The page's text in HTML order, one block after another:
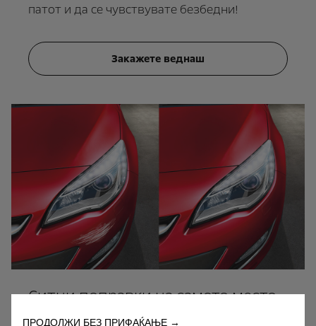
патот и да се чувствувате безбедни!
Закажете веднаш
Ситни поправки на самото место
ПРОДОЛЖИ БЕЗ ПРИФАЌАЊЕ →